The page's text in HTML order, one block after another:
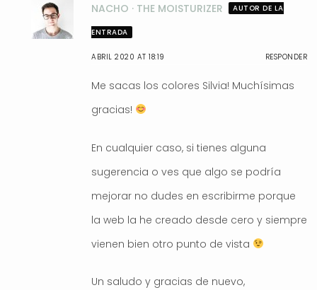
NACHO · THE MOISTURIZER AUTOR DE LA
ENTRADA
ABRIL 2020 AT 18:19 RESPONDER
Me sacas los colores Silvia! Muchísimas
gracias!
En cualquier caso, si tienes alguna
sugerencia o ves que algo se podría
mejorar no dudes en escribirme porque
la web la he creado desde cero y siempre
vienen bien otro punto de vista
Un saludo y gracias de nuevo,